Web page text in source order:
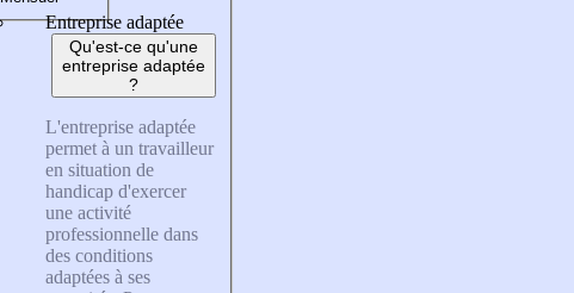
Entreprise adaptée
Qu'est-ce qu'une
entreprise adaptée
?
L'entreprise adaptée
permet à un travailleur
en situation de
handicap d'exercer
une activité
professionnelle dans
des conditions
adaptées à ses